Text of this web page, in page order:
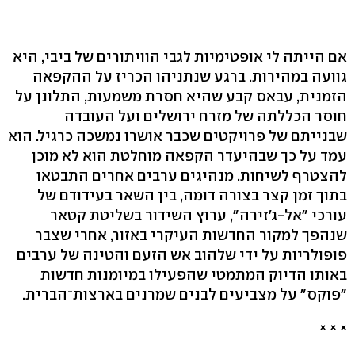
אם הייתה לי אופטימיות לגבי הוויתורים של ביבי, היא
גוועה במהירות. ברגע שנתניהו הכריז על ההקפאה
הזמנית, עבאס קבע שהיא חסרת משמעות, התלונן על
חוסר הכללתה של מזרח ירושלים ועל העובדה
שבנייתם של פרויקטים שכבר אושרו נמשכה כרגיל. הוא
עמד על כך שבהיעדר הקפאה מוחלטת הוא לא מוכן
להצטרף לשיחות. מנהיגים ערבים אחרים התבטאו
בתוך זמן קצר בצורה דומה, בין השאר בעידודם של
עורכי "אל-ג'זירה", ערוץ השידור בשליטת קטאר
שנהפך למקור החדשות העיקרי באזור, אחרי שצבר
פופולריות על ידי שלהוב אש הזעם והטינה של ערבים
באותו הדיוק המתמטי שהפעילו במיומנות חדשות
"פוקס" על מצביעים לבנים שמרנים בארצות־הברית.
× × ×